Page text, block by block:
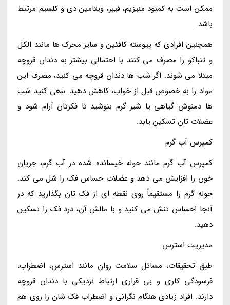
ممکن است به کمبود منیزیم، فیبر، ویتامین دی و کلسیم مرتبط
باشد.
همچنین افرادی که پیوسته کافئین و سایر محرک ها مانند الکل
و تنباکو را مصرف می کنند با احتمالی بیشتر به دندان قروچه
مبتلا می شوند. اگر شب ها دندان قروچه می کنید، مصرف این
مواد را به خصوص قبل از خواب، کاهش دهید. سعی کنید شب
ها دمنوش گیاهی یا شیر گرم بنوشید تا فکرتان آرام شود و
عضلات تان تسکین یابد.
کمپرس آب گرم
کمپرس آب گرم مانند حوله خیسانده شده در آب گرم، جریان
خون را افزایش می دهد و عضلات حساس فک را شل می کند.
حوله گرم را مستقیماً روی نقطه ای از فک تان بگذارید که در
آنجا احساس تنش می کنید و با مالش آن، درد فک را تسکین
دهید.
مدیریت استرس
طبق تحقیقات، مسائل سلامت روان مانند استرس، اضطراب،
فرسودگی کاری و بی قراری ارتباط نزدیکی با دندان قروچه
دارند. افراد زیادی هنگام نگرانی و اضطراب فک شان را روی هم